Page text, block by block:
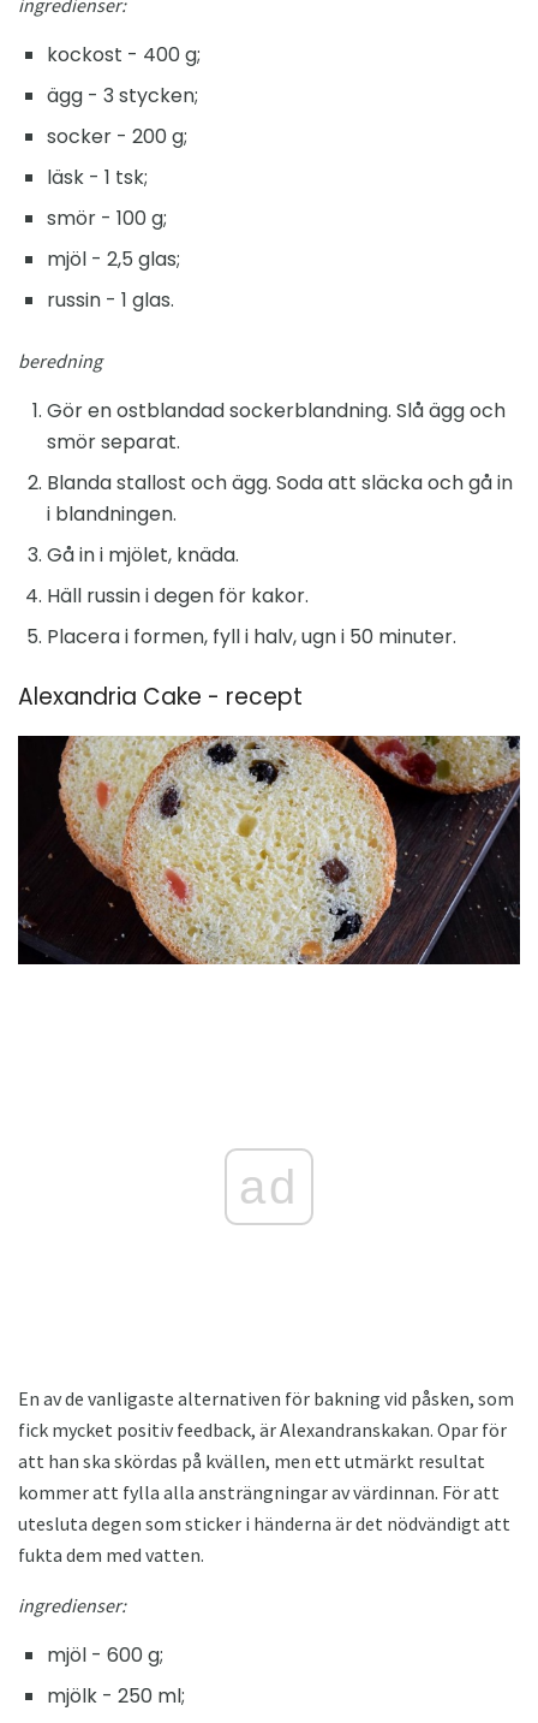
kockost - 400 g;
ägg - 3 stycken;
socker - 200 g;
läsk - 1 tsk;
smör - 100 g;
mjöl - 2,5 glas;
russin - 1 glas.
beredning
Gör en ostblandad sockerblandning. Slå ägg och
smör separat.
Blanda stallost och ägg. Soda att släcka och gå in
i blandningen.
Gå in i mjölet, knäda.
Häll russin i degen för kakor.
Placera i formen, fyll i halv, ugn i 50 minuter.
Alexandria Cake - recept
ad
En av de vanligaste alternativen för bakning vid påsken, som
fick mycket positiv feedback, är Alexandranskakan. Opar för
att han ska skördas på kvällen, men ett utmärkt resultat
kommer att fylla alla ansträngningar av värdinnan. För att
utesluta degen som sticker i händerna är det nödvändigt att
fukta dem med vatten.
ingredienser:
mjöl - 600 g;
mjölk - 250 ml;